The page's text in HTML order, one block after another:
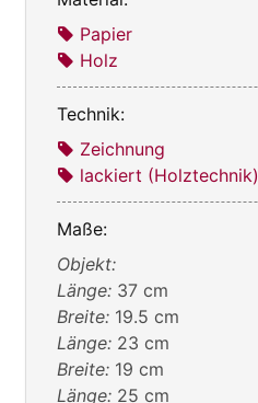
Papier
Holz
Technik:
Zeichnung
lackiert (Holztechnik)
Maße:
Objekt:
Länge: 37 cm
Breite: 19.5 cm
Länge: 23 cm
Breite: 19 cm
Länge: 25 cm